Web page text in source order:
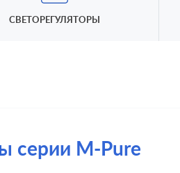
СВЕТОРЕГУЛЯТОРЫ
серии M-Pure